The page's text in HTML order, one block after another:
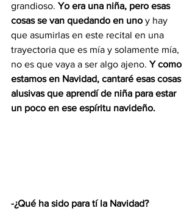
grandioso. Yo era una niña, pero esas
cosas se van quedando en uno y hay
que asumirlas en este recital en una
trayectoria que es mía y solamente mía,
no es que vaya a ser algo ajeno. Y como
estamos en Navidad, cantaré esas cosas
alusivas que aprendí de niña para estar
un poco en ese espíritu navideño.
-¿Qué ha sido para tí la Navidad?